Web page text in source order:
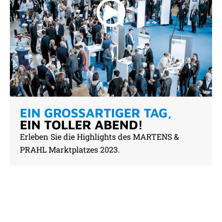
EIN GROSSARTIGER TAG,
EIN TOLLER ABEND!
Erleben Sie die Highlights des MARTENS &
PRAHL Marktplatzes 2023.